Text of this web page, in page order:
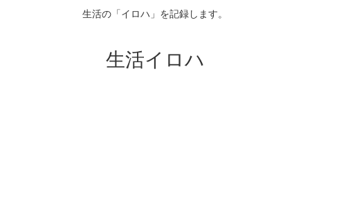
生活の「イロハ」を記録します。
生活イロハ